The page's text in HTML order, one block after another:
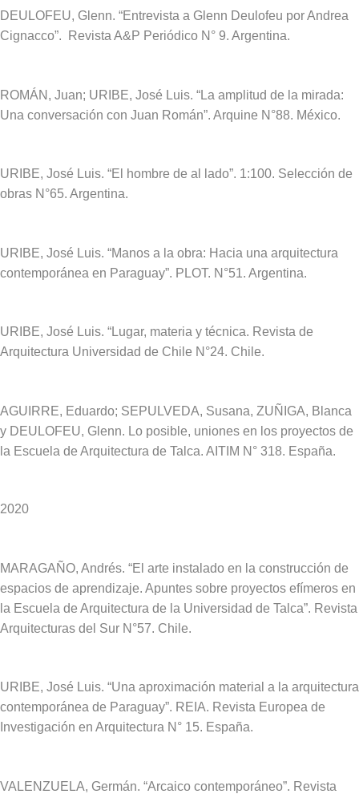
DEULOFEU, Glenn. “Entrevista a Glenn Deulofeu por Andrea
Cignacco”. Revista A&P Periódico N° 9. Argentina.
ROMÁN, Juan; URIBE, José Luis. “La amplitud de la mirada:
Una conversación con Juan Román”. Arquine N°88. México.
URIBE, José Luis. “El hombre de al lado”. 1:100. Selección de
obras N°65. Argentina.
URIBE, José Luis. “Manos a la obra: Hacia una arquitectura
contemporánea en Paraguay”. PLOT. N°51. Argentina.
URIBE, José Luis. “Lugar, materia y técnica. Revista de
Arquitectura Universidad de Chile N°24. Chile.
AGUIRRE, Eduardo; SEPULVEDA, Susana, ZUÑIGA, Blanca
y DEULOFEU, Glenn. Lo posible, uniones en los proyectos de
la Escuela de Arquitectura de Talca. AITIM N° 318. España.
2020
MARAGAÑO, Andrés. “El arte instalado en la construcción de
espacios de aprendizaje. Apuntes sobre proyectos efímeros en
la Escuela de Arquitectura de la Universidad de Talca”. Revista
Arquitecturas del Sur N°57. Chile.
URIBE, José Luis. “Una aproximación material a la arquitectura
contemporánea de Paraguay”. REIA. Revista Europea de
Investigación en Arquitectura N° 15. España.
VALENZUELA, Germán. “Arcaico contemporáneo”. Revista